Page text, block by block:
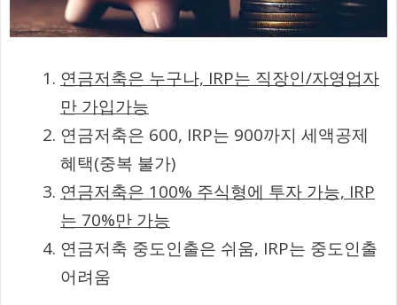
연금저축은 누구나, IRP는 직장인/자영업자
만 가입가능
연금저축은 600, IRP는 900까지 세액공제
혜택(중복 불가)
연금저축은 100% 주식형에 투자 가능, IRP
는 70%만 가능
연금저축 중도인출은 쉬움, IRP는 중도인출
어려움